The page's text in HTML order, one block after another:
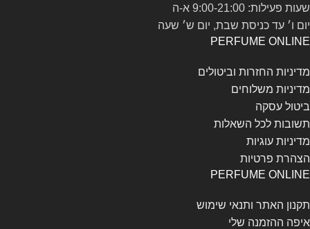
שעות פעילות: 9:00-21:00 א-ה
יום ו׳ עד כניסת שבת, יום ש׳ שעה
PERFUME ONLINE
מדיניות החזרות וביטולים
מדיניות משלוחים
ביטול עסקה
תשובות לכל השאלות
מדיניות עוגיות
הצהרת פרטיות
PERFUME ONLINE
תקנון האתר ותנאי שימוש
איפה ההזמנה שלי